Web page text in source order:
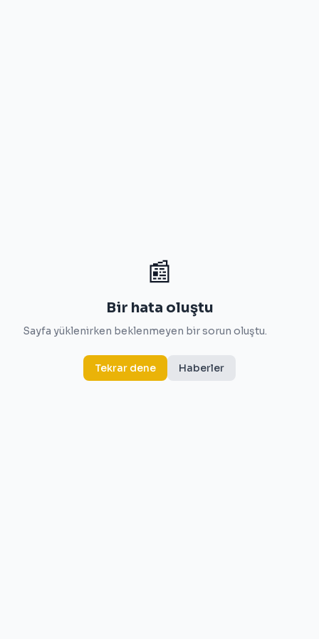
📰
Bir hata oluştu
Sayfa yüklenirken beklenmeyen bir sorun oluştu.
Tekrar dene Haberler